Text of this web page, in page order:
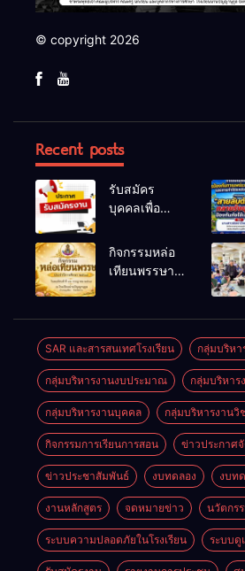
© copyright 2026
Recent posts
รับสมัคร
บุคคลเพื่อ
เลือกสรรเป็น
พนักงาน
กิจกรรมหล่อ
เทียนพรรษา
SAR และสารสนเทศโรงเรียน กลุ่มบริหา
กลุ่มบริหารงานงบประมาณ กลุ่มบริหาร
กลุ่มบริหารงานบุคคล กลุ่มบริหารงานวิ
กิจกรรมการเรียนการสอน ข่าวประกาศ
ข่าวประชาสัมพันธ์ งบทดลอง งบท
งานหลักสูตร จดหมายข่าว นวัตกร
ระบบความปลอดภัยในโรงเรียน ระบบดู